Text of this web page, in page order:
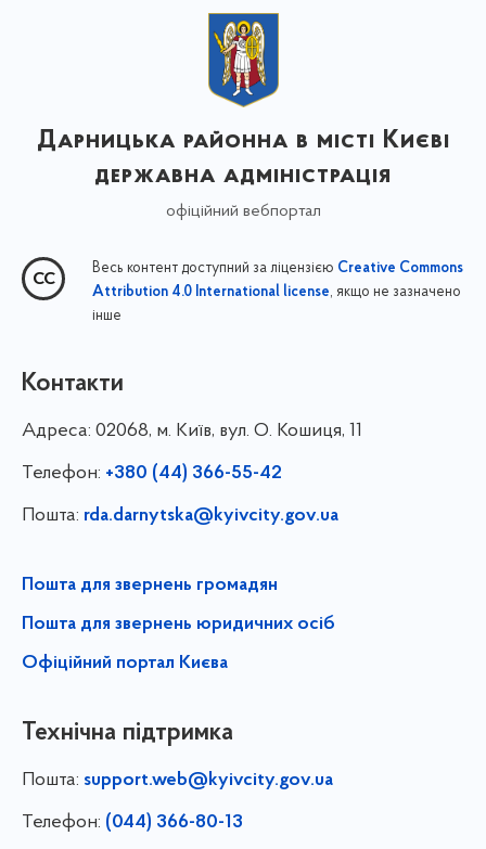
Дарницька районна в місті Києві
державна адміністрація
офіційний вебпортал
Весь контент доступний за ліцензією Creative Commons
Attribution 4.0 International license, якщо не зазначено
інше
Контакти
Адреса: 02068, м. Київ, вул. О. Кошиця, 11
Телефон: +380 (44) 366-55-42
Пошта: rda.darnytska@kyivcity.gov.ua
Пошта для звернень громадян
Пошта для звернень юридичних осіб
Офіційний портал Києва
Технічна підтримка
Пошта: support.web@kyivcity.gov.ua
Телефон: (044) 366-80-13